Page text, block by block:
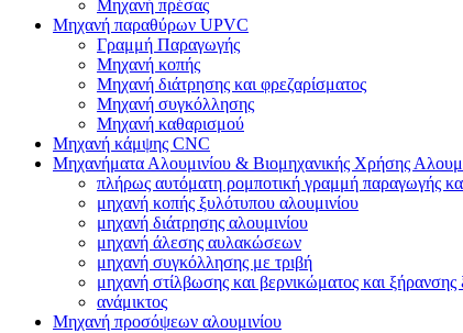
Μηχανή πρέσας
Μηχανή παραθύρων UPVC
Γραμμή Παραγωγής
Μηχανή κοπής
Μηχανή διάτρησης και φρεζαρίσματος
Μηχανή συγκόλλησης
Μηχανή καθαρισμού
Μηχανή κάμψης CNC
Μηχανήματα Αλουμινίου & Βιομηχανικής Χρήσης
πλήρως αυτόματη ρομποτική γραμμή παραγωγής
μηχανή κοπής ξυλότυπου αλουμινίου
μηχανή διάτρησης αλουμινίου
μηχανή άλεσης αυλακώσεων
μηχανή συγκόλλησης με τριβή
μηχανή στίλβωσης και βερνικώματος και ξήρανσης
ανάμικτος
Μηχανή προσόψεων αλουμινίου